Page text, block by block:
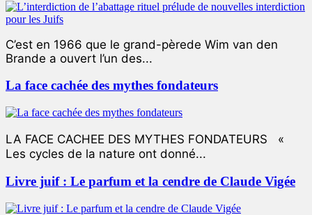
C’est en 1966 que le grand-pèrede Wim van den
Brande a ouvert l’un des...
La face cachée des mythes fondateurs
LA FACE CACHEE DES MYTHES FONDATEURS «
Les cycles de la nature ont donné...
Livre juif : Le parfum et la cendre de Claude Vigée